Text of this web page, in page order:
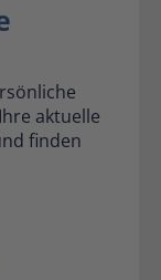
aktuelle
finden